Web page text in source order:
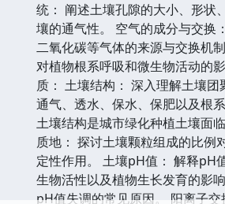
统： 阐述土壤孔隙的大小、形状
壤的通气性。 空气的成分与交换
二氧化碳等气体的来源与交换机
对植物根系呼吸和微生物活动的
质： 土壤结构： 深入理解土壤
通气、透水、保水、保肥以及根
土壤结构是城市绿化种植土壤面
质地： 探讨土壤颗粒组成的比例
定性作用。 土壤pH值： 解释pH
生物活性以及植物生长发育的影
pH值失调的常见原因。 阳离子交